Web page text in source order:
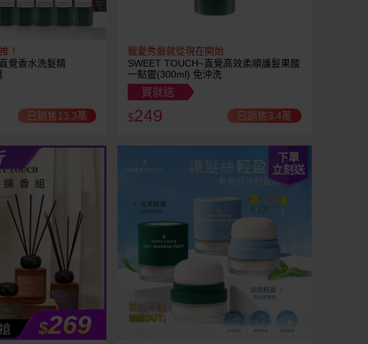
！
覺香水洗髮精
已銷售13.3萬
寵愛秀髮就從現在開始
SWEET TOUCH~直覺高效柔順護髮果酸
一點靈(300ml) 免沖洗
買就送
$249 已銷售3.4萬
$269
下單
立刻送